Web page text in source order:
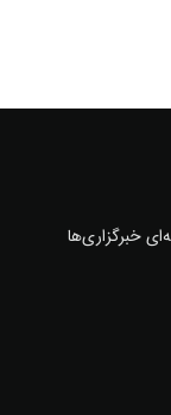
خبرگزاری‌ها